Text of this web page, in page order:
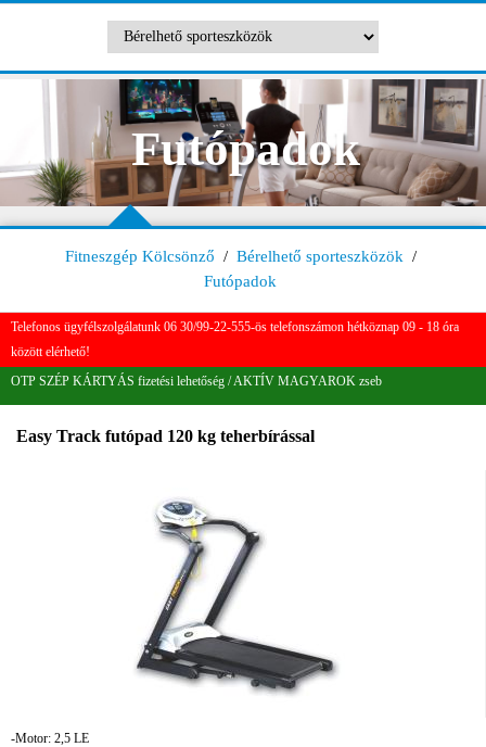
Futópadok
Fitneszgép Kölcsönző / Bérelhető sporteszközök /
Futópadok
Telefonos ügyfélszolgálatunk 06 30/99-22-555-ös telefonszámon hétköznap 09 - 18 óra
között elérhető!
OTP SZÉP KÁRTYÁS fizetési lehetőség / AKTÍV MAGYAROK zseb
Easy Track futópad 120 kg teherbírással
-Motor: 2,5 LE